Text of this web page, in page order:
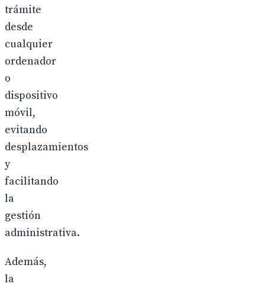
trámite
desde
cualquier
ordenador
o
dispositivo
móvil,
evitando
desplazamientos
y
facilitando
la
gestión
administrativa.
Además,
la